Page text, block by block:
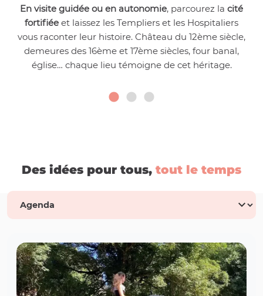
En visite guidée ou en autonomie, parcourez la cité
fortifiée et laissez les Templiers et les Hospitaliers
vous raconter leur histoire. Château du 12ème siècle,
demeures des 16ème et 17ème siècles, four banal,
église… chaque lieu témoigne de cet héritage.
Des idées pour tous, tout le temps